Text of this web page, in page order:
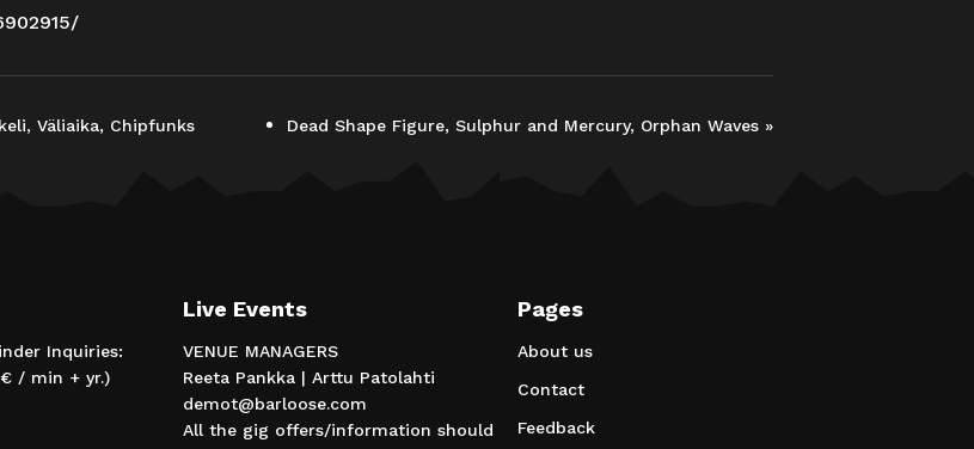
Väliaika, Chipfunks Dead Shape Figure, Sulphur and Mercury, Orphan Waves »
Inquiries:
/ min + yr.)
Live Events
VENUE MANAGERS
Reeta Pankka | Arttu Patolahti
demot@barloose.com
All the gig offers/information should
Pages
About us
Contact
Feedback